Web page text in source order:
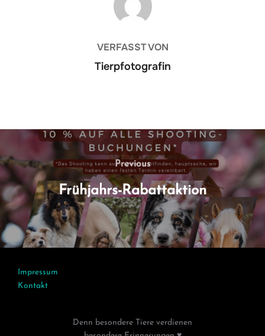
VERFASST VON
Tierpfotografin
Beitragsnavigation
Previous
Previous
Frühjahrs-Rabattaktion
Impressum
Kontakt
Denn besondere Tiere verdienen